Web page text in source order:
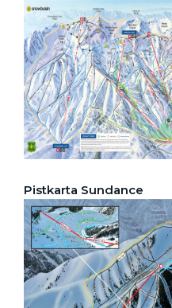
Pistkarta Sundance